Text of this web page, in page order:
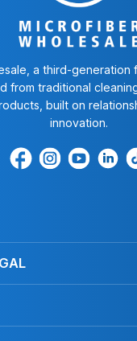
a third-generation
from traditional
built on
innovation.
Encuéntrenos
Find